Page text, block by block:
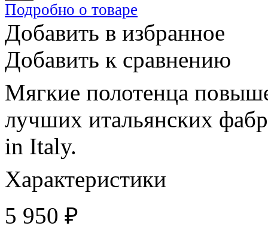
Подробно о товаре
Добавить в избранное
Добавить к сравнению
Мягкие полотенца
лучших итальянских
in Italy.
Характеристики
5 950 ₽